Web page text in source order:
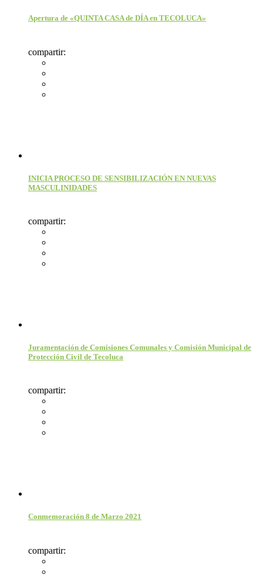
Apertura de «QUINTA CASA de DÍA en TECOLUCA»
compartir:
INICIA PROCESO DE SENSIBILIZACIÓN EN NUEVAS
MASCULINIDADES
compartir:
Juramentación de Comisiones Comunales y Comisión Municipal de
Protección Civil de Tecoluca
compartir:
Conmemoración 8 de Marzo 2021
compartir: